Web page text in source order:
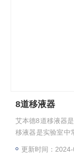
8道移液器
艾本德8道移液器
移液器是实验室中
更新时间：2024-